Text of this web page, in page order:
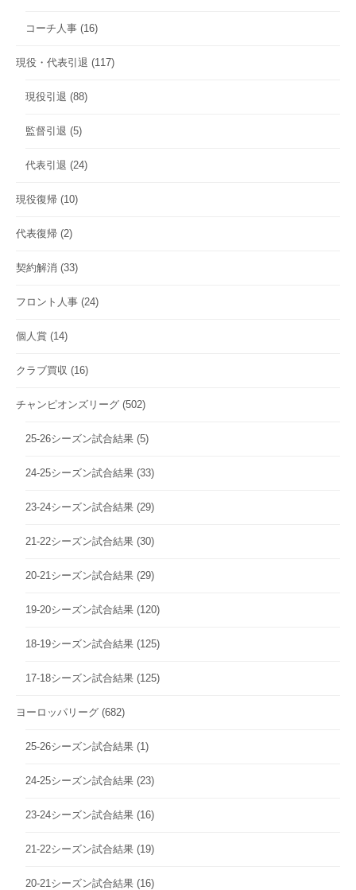
コーチ人事 (16)
現役・代表引退 (117)
現役引退 (88)
監督引退 (5)
代表引退 (24)
現役復帰 (10)
代表復帰 (2)
契約解消 (33)
フロント人事 (24)
個人賞 (14)
クラブ買収 (16)
チャンピオンズリーグ (502)
25-26シーズン試合結果 (5)
24-25シーズン試合結果 (33)
23-24シーズン試合結果 (29)
21-22シーズン試合結果 (30)
20-21シーズン試合結果 (29)
19-20シーズン試合結果 (120)
18-19シーズン試合結果 (125)
17-18シーズン試合結果 (125)
ヨーロッパリーグ (682)
25-26シーズン試合結果 (1)
24-25シーズン試合結果 (23)
23-24シーズン試合結果 (16)
21-22シーズン試合結果 (19)
20-21シーズン試合結果 (16)